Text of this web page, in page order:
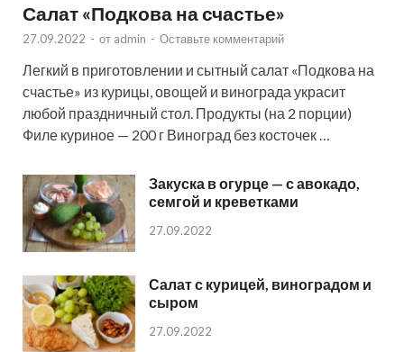
Салат «Подкова на счастье»
27.09.2022 - от admin - Оставьте комментарий
Легкий в приготовлении и сытный салат «Подкова на
счастье» из курицы, овощей и винограда украсит
любой праздничный стол. Продукты (на 2 порции)
Филе куриное — 200 г Виноград без косточек …
Закуска в огурце — с авокадо,
семгой и креветками
27.09.2022
Салат с курицей, виноградом и
сыром
27.09.2022